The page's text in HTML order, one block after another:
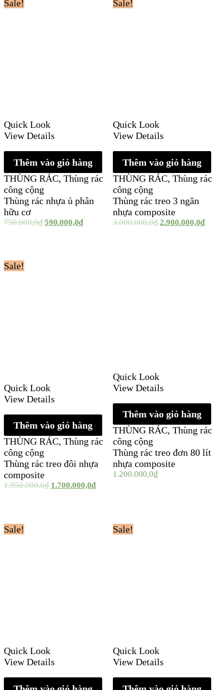
Sale!
Quick Look
View Details
Thêm vào giỏ hàng
THÙNG RÁC, Thùng rác
công cộng
Thùng rác nhựa ủ phân
hữu cơ
750.000,0₫ 590.000,0₫
Sale!
Quick Look
View Details
Thêm vào giỏ hàng
THÙNG RÁC, Thùng rác
công cộng
Thùng rác treo 3 ngăn
nhựa composite
3.000.000,0₫ 2.900.000,0₫
Sale!
Quick Look
View Details
Thêm vào giỏ hàng
THÙNG RÁC, Thùng rác
công cộng
Thùng rác treo đôi nhựa
composite
1.950.000,0₫ 1.700.000,0₫
Quick Look
View Details
Thêm vào giỏ hàng
THÙNG RÁC, Thùng rác
công cộng
Thùng rác treo đơn 80 lít
nhựa composite
1.200.000,0₫
Sale!
Quick Look
View Details
Sale!
Quick Look
View Details